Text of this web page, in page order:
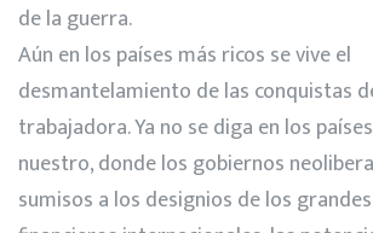
de la guerra.
Aún en los países más ricos se vive el
desmantelamiento de las conquistas
trabajadora. Ya no se diga en los
nuestro, donde los gobiernos
sumisos a los designios de los